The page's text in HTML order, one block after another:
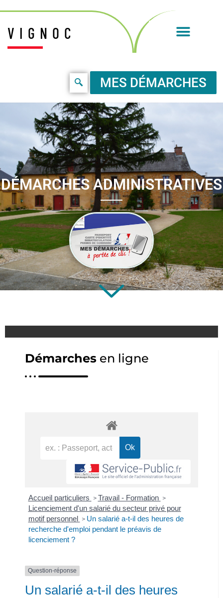
VIGNOC
MES DÉMARCHES
DÉMARCHES ADMINISTRATIVES
Démarches en ligne
Accueil particuliers > Travail - Formation >
Licenciement d'un salarié du secteur privé pour
motif personnel > Un salarié a-t-il des heures de
recherche d'emploi pendant le préavis de
licenciement ?
Question-réponse
Un salarié a-t-il des heures